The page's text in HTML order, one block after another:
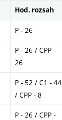
Hod. rozsah
P - 26
P - 26 / CPP -
26
P - 52 / C1 - 44
/ CPP - 8
P - 26 / CPP -